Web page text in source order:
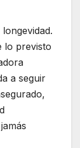
lo previsto
a seguir